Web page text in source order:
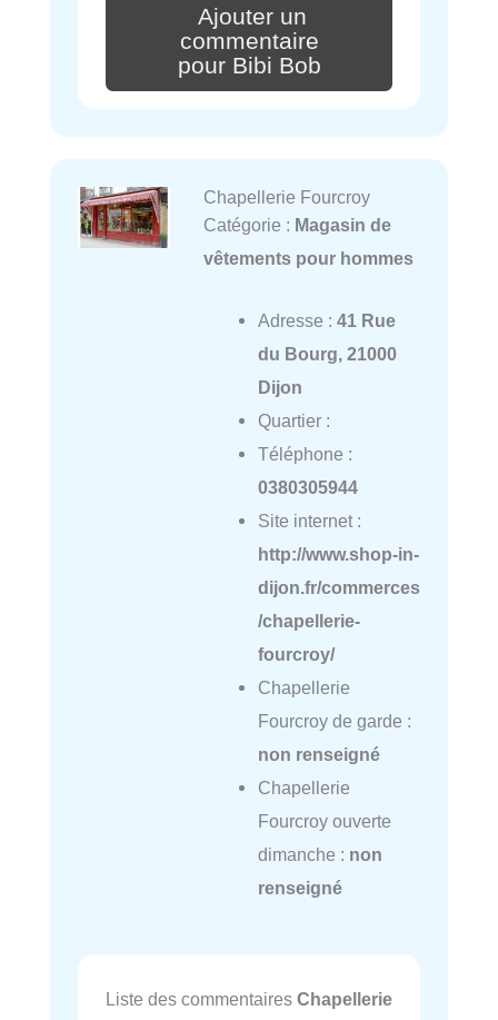
Ajouter un
commentaire
pour Bibi Bob
Chapellerie Fourcroy
Catégorie : Magasin de
vêtements pour hommes
Adresse : 41 Rue
du Bourg, 21000
Dijon
Quartier :
Téléphone :
0380305944
Site internet :
http://www.shop-in-
dijon.fr/commerces
/chapellerie-
fourcroy/
Chapellerie
Fourcroy de garde :
non renseigné
Chapellerie
Fourcroy ouverte
dimanche : non
renseigné
Liste des commentaires Chapellerie